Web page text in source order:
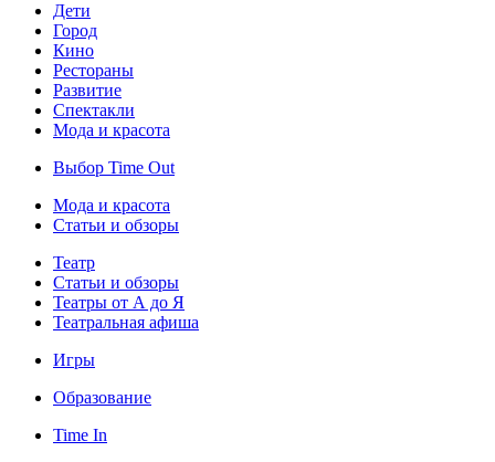
Дети
Город
Кино
Рестораны
Развитие
Спектакли
Мода и красота
Выбор Time Out
Мода и красота
Статьи и обзоры
Театр
Статьи и обзоры
Театры от А до Я
Театральная афиша
Игры
Образование
Time In